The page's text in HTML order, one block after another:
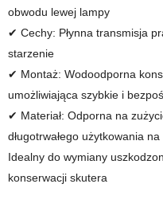
obwodu lewej lampy
✔ Cechy: Płynna transmisja
starzenie
✔ Montaż: Wodoodporna
umożliwiająca szybkie i
✔ Materiał: Odporna na
długotrwałego użytkowania
Idealny do wymiany
konserwacji skutera